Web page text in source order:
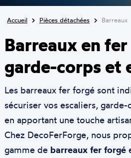
Accueil Pièces détachées Barreaux
Barreaux en
garde-corps et
Les barreaux fer forgé sont
sécuriser vos escaliers,
en apportant une touche
Chez DecoFerForge, nous
gamme de barreaux fer forgé